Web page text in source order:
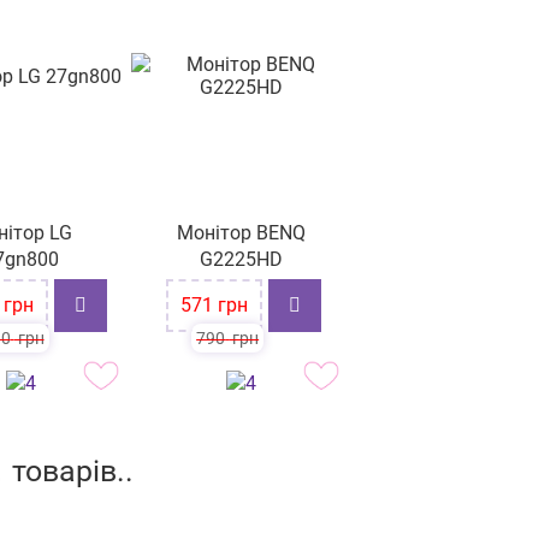
LG
грн
грн
Монітор BENQ
G2225HD
790грн
571 грн
товарів..